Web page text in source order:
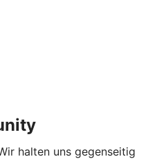
halten uns gegenseitig